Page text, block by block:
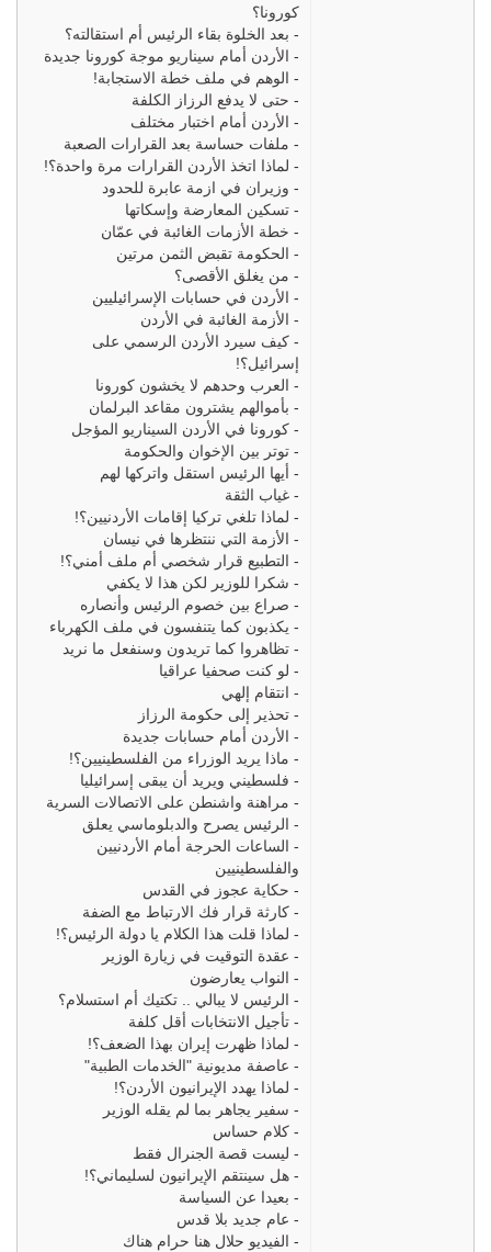
كورونا؟
- بعد الخلوة بقاء الرئيس أم استقالته؟
- الأردن أمام سيناريو موجة كورونا جديدة
- الوهم في ملف خطة الاستجابة!
- حتى لا يدفع الرزاز الكلفة
- الأردن أمام اختبار مختلف
- ملفات حساسة بعد القرارات الصعبة
- لماذا اتخذ الأردن القرارات مرة واحدة؟!
- وزيران في ازمة عابرة للحدود
- تسكين المعارضة وإسكاتها
- خطة الأزمات الغائبة في عمّان
- الحكومة تقبض الثمن مرتين
- من يغلق الأقصى؟
- الأردن في حسابات الإسرائيليين
- الأزمة الغائبة في الأردن
- كيف سيرد الأردن الرسمي على
إسرائيل؟!
- العرب وحدهم لا يخشون كورونا
- بأموالهم يشترون مقاعد البرلمان
- كورونا في الأردن السيناريو المؤجل
- توتر بين الإخوان والحكومة
- أيها الرئيس استقل واتركها لهم
- غياب الثقة
- لماذا تلغي تركيا إقامات الأردنيين؟!
- الأزمة التي ننتظرها في نيسان
- التطبيع قرار شخصي أم ملف أمني؟!
- شكرا للوزير لكن هذا لا يكفي
- صراع بين خصوم الرئيس وأنصاره
- يكذبون كما يتنفسون في ملف الكهرباء
- تظاهروا كما تريدون وسنفعل ما نريد
- لو كنت صحفيا عراقيا
- انتقام إلهي
- تحذير إلى حكومة الرزاز
- الأردن أمام حسابات جديدة
- ماذا يريد الوزراء من الفلسطينيين؟!
- فلسطيني ويريد أن يبقى إسرائيليا
- مراهنة واشنطن على الاتصالات السرية
- الرئيس يصرح والدبلوماسي يعلق
- الساعات الحرجة أمام الأردنيين
والفلسطينيين
- حكاية عجوز في القدس
- كارثة قرار فك الارتباط مع الضفة
- لماذا قلت هذا الكلام يا دولة الرئيس؟!
- عقدة التوقيت في زيارة الوزير
- النواب يعارضون
- الرئيس لا يبالي .. تكتيك أم استسلام؟
- تأجيل الانتخابات أقل كلفة
- لماذا ظهرت إيران بهذا الضعف؟!
- عاصفة مديونية "الخدمات الطبية"
- لماذا يهدد الإيرانيون الأردن؟!
- سفير يجاهر بما لم يقله الوزير
- كلام حساس
- ليست قصة الجنرال فقط
- هل سينتقم الإيرانيون لسليماني؟!
- بعيدا عن السياسة
- عام جديد بلا قدس
- الفيديو حلال هنا حرام هناك